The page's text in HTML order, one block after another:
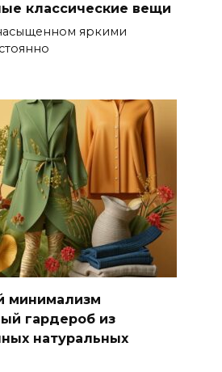
классические вещи
яркими
минимализм
гардероб из
натуральных